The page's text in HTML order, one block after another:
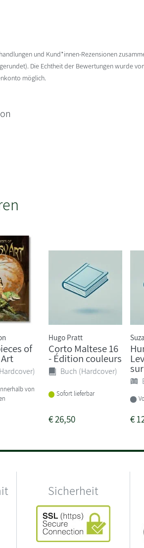
und Kund*innen-Rezensionen
Die Echtheit der Bewertungen wurde
möglich.
of
von
Hugo Pratt
Corto Maltese 16
- Édition couleurs
Buch (Hardcover)
Sofort lieferbar
€26,50 €
Sicherheit